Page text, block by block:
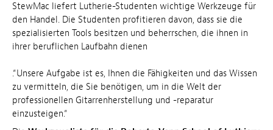
StewMac liefert Lutherie-Studenten wichtige Werkzeuge für
den Handel. Die Studenten profitieren davon, dass sie die
spezialisierten Tools besitzen und beherrschen, die ihnen in
ihrer beruflichen Laufbahn dienen
.“Unsere Aufgabe ist es, Ihnen die Fähigkeiten und das Wissen
zu vermitteln, die Sie benötigen, um in die Welt der
professionellen Gitarrenherstellung und -reparatur
einzusteigen.“